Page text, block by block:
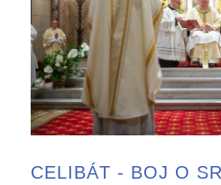
CELIBÁT - BOJ O